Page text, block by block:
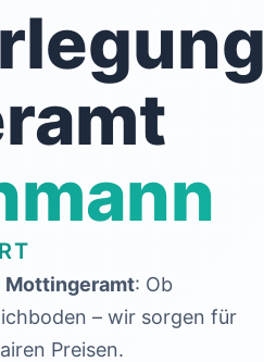
Mottingeramt: Ob
– wir sorgen für
Preisen.